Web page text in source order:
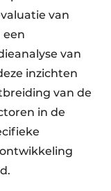
van
van
inzichten
van de
in de